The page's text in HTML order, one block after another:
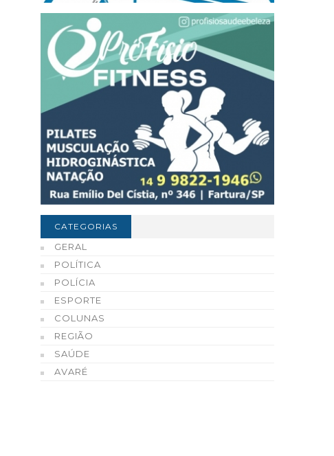
CATEGORIAS
GERAL
POLÍTICA
POLÍCIA
ESPORTE
COLUNAS
REGIÃO
SAÚDE
AVARÉ